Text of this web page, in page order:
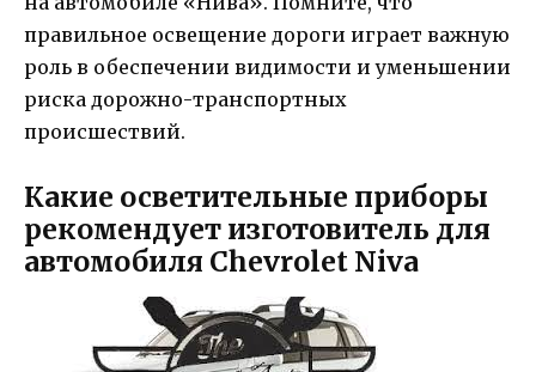
правильное освещение дороги играет важную
роль в обеспечении видимости и уменьшении
риска дорожно-транспортных
происшествий.
Какие осветительные приборы
рекомендует изготовитель для
автомобиля Chevrolet Niva